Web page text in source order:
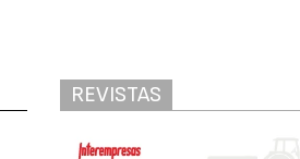
REVISTAS